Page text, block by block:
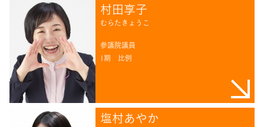
村田享子
むらたきょうこ
参議院議員
1期 比例
塩村あやか